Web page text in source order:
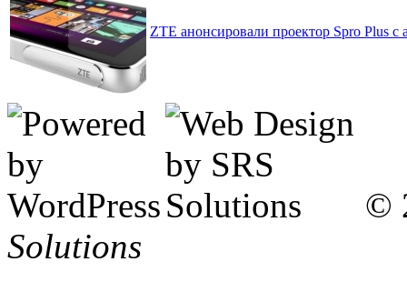
ZTE анонсировали проектор Spro Plus
©
Solutions